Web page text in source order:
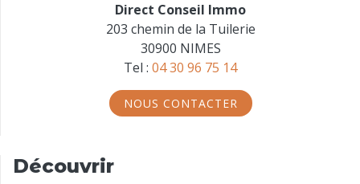
Direct Conseil Immo
203 chemin de la Tuilerie
30900 NIMES
Tel : 04 30 96 75 14
NOUS CONTACTER
Découvrir